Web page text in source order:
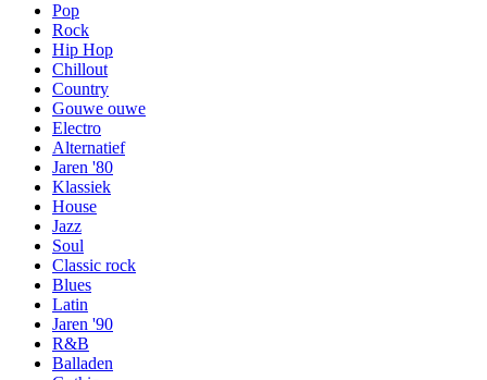
Pop
Rock
Hip Hop
Chillout
Country
Gouwe ouwe
Electro
Alternatief
Jaren '80
Klassiek
House
Jazz
Soul
Classic rock
Blues
Latin
Jaren '90
R&B
Balladen